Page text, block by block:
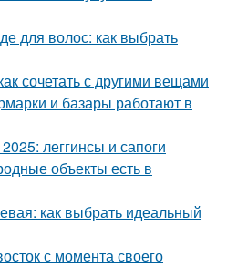
для волос: как выбрать
сочетать с другими вещами
и базары работают в
леггинсы и сапоги
объекты есть в
как выбрать идеальный
с момента своего